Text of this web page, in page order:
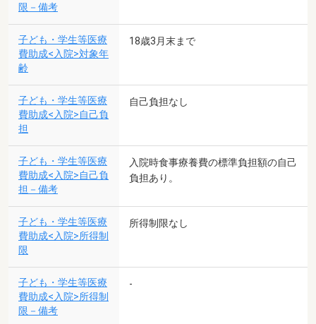
限－備考
子ども・学生等医療
費助成<入院>対象年
齢
18歳3月末まで
子ども・学生等医療
費助成<入院>自己負
担
自己負担なし
子ども・学生等医療
費助成<入院>自己負
担－備考
入院時食事療養費の標準負担額の自己
負担あり。
子ども・学生等医療
費助成<入院>所得制
限
所得制限なし
子ども・学生等医療
費助成<入院>所得制
限－備考
-